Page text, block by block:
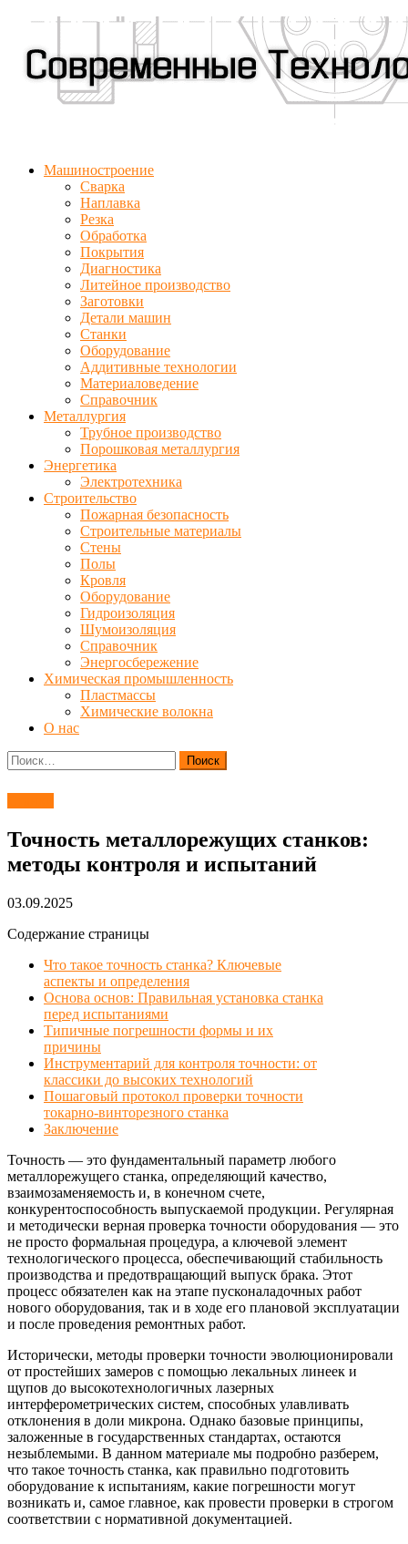
Машиностроение
Сварка
Наплавка
Резка
Обработка
Покрытия
Диагностика
Литейное производство
Заготовки
Детали машин
Станки
Оборудование
Аддитивные технологии
Материаловедение
Справочник
Металлургия
Трубное производство
Порошковая металлургия
Энергетика
Электротехника
Строительство
Пожарная безопасность
Строительные материалы
Стены
Полы
Кровля
Оборудование
Гидроизоляция
Шумоизоляция
Справочник
Энергосбережение
Химическая промышленность
Пластмассы
Химические волокна
О нас
Найти:
Точность металлорежущих станков:
методы контроля и испытаний
03.09.2025
Содержание страницы
Что такое точность станка? Ключевые
аспекты и определения
Основа основ: Правильная установка станка
перед испытаниями
Типичные погрешности формы и их
причины
Инструментарий для контроля точности: от
классики до высоких технологий
Пошаговый протокол проверки точности
токарно-винторезного станка
Заключение
Точность — это фундаментальный параметр любого
металлорежущего станка, определяющий качество,
взаимозаменяемость и, в конечном счете,
конкурентоспособность выпускаемой продукции. Регулярная
и методически верная проверка точности оборудования — это
не просто формальная процедура, а ключевой элемент
технологического процесса, обеспечивающий стабильность
производства и предотвращающий выпуск брака. Этот
процесс обязателен как на этапе пусконаладочных работ
нового оборудования, так и в ходе его плановой эксплуатации
и после проведения ремонтных работ.
Исторически, методы проверки точности эволюционировали
от простейших замеров с помощью лекальных линеек и
щупов до высокотехнологичных лазерных
интерферометрических систем, способных улавливать
отклонения в доли микрона. Однако базовые принципы,
заложенные в государственных стандартах, остаются
незыблемыми. В данном материале мы подробно разберем,
что такое точность станка, как правильно подготовить
оборудование к испытаниям, какие погрешности могут
возникать и, самое главное, как провести проверки в строгом
соответствии с нормативной документацией.